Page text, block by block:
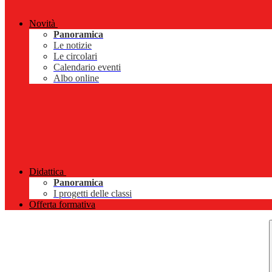
Novità
Panoramica
Le notizie
Le circolari
Calendario eventi
Albo online
Didattica
Panoramica
I progetti delle classi
Offerta formativa